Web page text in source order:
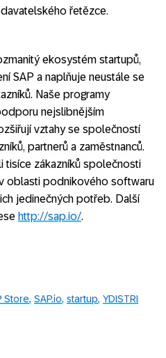
řetězce.
ekosystém startupů,
SAP a naplňuje neustále se
Naše programy
nejslibnějším
vztahy se společností
partnerů a zaměstnanců.
zákazníků společnosti
oblasti podnikového softwaru
jedinečných potřeb. Další
http://sap.io/.
Store SAP.io startup YDISTRI